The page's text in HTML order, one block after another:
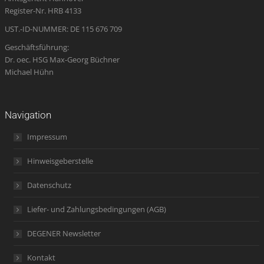
Register-Nr. HRB 4133
UST.-ID-NUMMER: DE 115 676 709
Geschäftsführung:
Dr. oec. HSG Max-Georg Büchner
Michael Hühn
Navigation
Impressum
Hinweisgeberstelle
Datenschutz
Liefer- und Zahlungsbedingungen (AGB)
DEGENER Newsletter
Kontakt